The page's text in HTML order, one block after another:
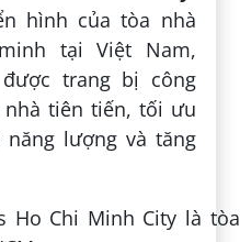
hình của tòa nhà
tại Việt Nam,
được trang bị công
tiên tiến, tối ưu
lượng và tăng